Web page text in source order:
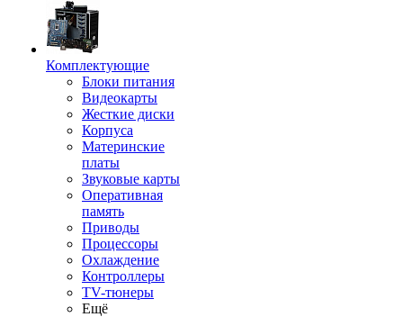
Комплектующие
Блоки питания
Видеокарты
Жесткие диски
Корпуса
Материнские
платы
Звуковые карты
Оперативная
память
Приводы
Процессоры
Охлаждение
Контроллеры
TV-тюнеры
Ещё